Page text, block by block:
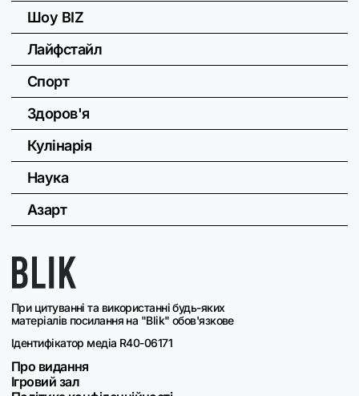
При цитуванні та використанні будь-яких
матеріалів посилання на "Blik" обов'язкове
Ідентифікатор медіа R40-06171
Про видання
Ігровий зал
Шоу BIZ
Лайфстайл
Спорт
Здоров'я
Кулінарія
Наука
Азарт